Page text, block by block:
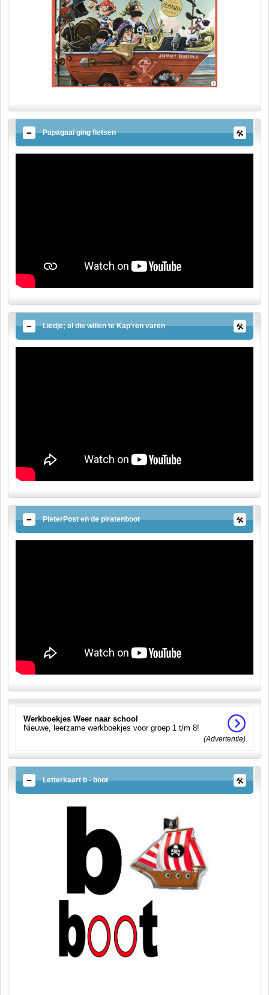
Papagaai ging fietsen
Liedje; al die willen te Kap'ren varen
PieterPost en de piratenboot
Werkboekjes Weer naar school
Nieuwe, leerzame werkboekjes voor groep 1 t/m 8!
(Advertentie)
Letterkaart b - boot